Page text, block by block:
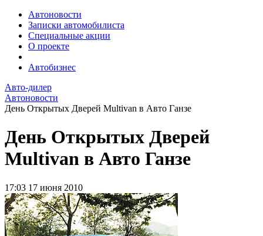
Автоновости
Записки автомобилиста
Специальные акции
О проекте
Автобизнес
Авто-дилер
Автоновости
День Открытых Дверей Multivan в Авто Ганзе
День Открытых Дверей
Multivan в Авто Ганзе
17:03 17 июня 2010